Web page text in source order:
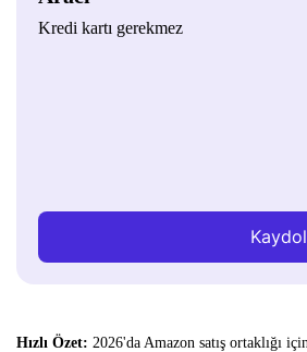
Kredi kartı gerekmez
Hızlı Özet: 2026'da Amazon satış ortaklığı